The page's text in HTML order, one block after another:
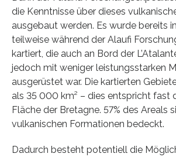
die Kenntnisse über dieses
ausgebaut werden. Es wurde bereits
teilweise während der Alaufi
kartiert, die auch an Bord der
jedoch mit weniger leistungsstarken
ausgerüstet war. Die kartierten
als 35 000 km² – dies entspricht fast
Fläche der Bretagne. 57% des Areals
vulkanischen Formationen bedeckt.
Dadurch besteht potentiell die